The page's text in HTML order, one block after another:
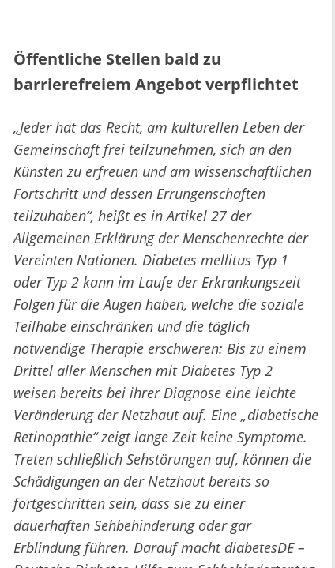
Öffentliche Stellen bald zu
barrierefreiem Angebot verpflichtet
„Jeder hat das Recht, am kulturellen Leben der
Gemeinschaft frei teilzunehmen, sich an den
Künsten zu erfreuen und am wissenschaftlichen
Fortschritt und dessen Errungenschaften
teilzuhaben“, heißt es in Artikel 27 der
Allgemeinen Erklärung der Menschenrechte der
Vereinten Nationen. Diabetes mellitus Typ 1
oder Typ 2 kann im Laufe der Erkrankungszeit
Folgen für die Augen haben, welche die soziale
Teilhabe einschränken und die täglich
notwendige Therapie erschweren: Bis zu einem
Drittel aller Menschen mit Diabetes Typ 2
weisen bereits bei ihrer Diagnose eine leichte
Veränderung der Netzhaut auf. Eine „diabetische
Retinopathie“ zeigt lange Zeit keine Symptome.
Treten schließlich Sehstörungen auf, können die
Schädigungen an der Netzhaut bereits so
fortgeschritten sein, dass sie zu einer
dauerhaften Sehbehinderung oder gar
Erblindung führen. Darauf macht diabetesDE –